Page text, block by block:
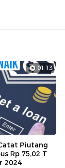
01:13
Piutang
Rp 75,02 T
2024